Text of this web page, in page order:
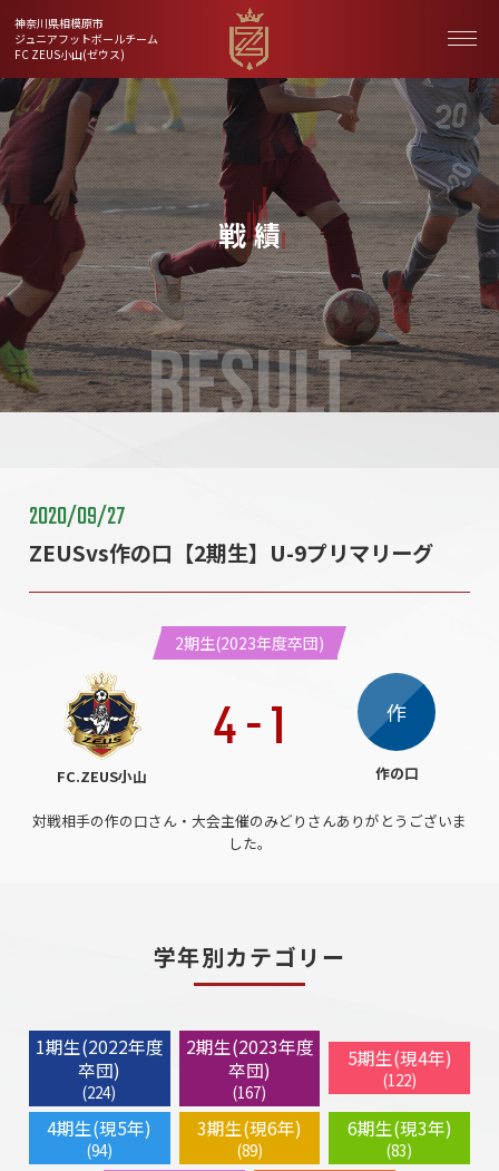
神奈川県相模原市
ジュニアフットボールチーム
FC ZEUS小山(ゼウス)
戦 績
RESULT
2020/09/27
ZEUSvs作の口【2期生】U-9プリマリーグ
2期生(2023年度卒団)
FC.ZEUS小山
4-1 作
作の口
対戦相手の作の口さん・大会主催のみどりさんありがとうございま
した。
学年別カテゴリー
1期生(2022年度
卒団)
(224)
2期生(2023年度
卒団)
(167)
5期生(現4年)
(122)
4期生(現5年)
(94)
3期生(現6年)
(89)
6期生(現3年)
(83)